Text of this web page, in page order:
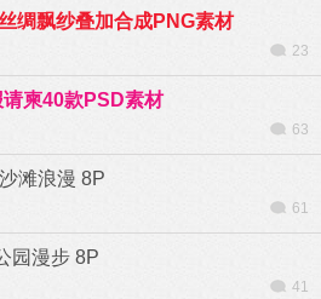
绸飘纱叠加合成PNG素材
23
柬40款PSD素材
63
滩浪漫 8P
61
园漫步 8P
41